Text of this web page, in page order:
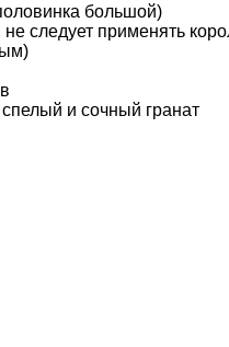
большой)
следует применять
и сочный гранат